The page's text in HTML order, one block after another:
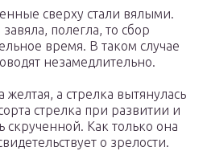
сверху стали вялыми.
полегла, то сбор
время. В таком случае
незамедлительно.
желтая, а стрелка вытянулась
стрелка при развитии и
скрученной. Как только она
о зрелости.